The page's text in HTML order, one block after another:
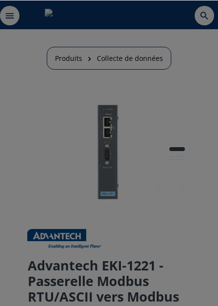
Produits Collecte de données
Advantech EKI-1221 -
Passerelle Modbus
RTU/ASCII vers Modbus